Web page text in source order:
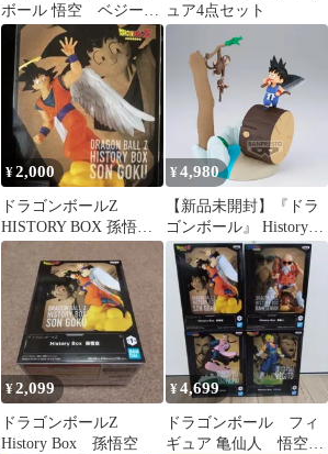
ボール 悟空 ベジー
タ サタン ピッコ
ロ 4体セット
ュア4点セット
¥2,000
ドラゴンボールZ
HISTORY BOX 孫悟空
フィギュア
¥4,980
【新品未開封】『ドラ
ゴンボール』 History
Box 孫悟空 フィギュア
¥2,099
ドラゴンボールZ
History Box 孫悟空
¥4,699
ドラゴンボール フィ
ギュア 亀仙人 悟空